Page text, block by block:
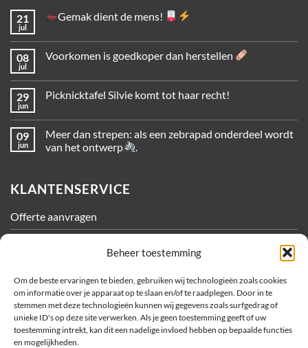
Beheer toestemming
Om de beste ervaringen te bieden, gebruiken wij technologieën zoals cookies
om informatie over je apparaat op te slaan en/of te raadplegen. Door in te
stemmen met deze technologieën kunnen wij gegevens zoals surfgedrag of
unieke ID's op deze site verwerken. Als je geen toestemming geeft of uw
toestemming intrekt, kan dit een nadelige invloed hebben op bepaalde functies
en mogelijkheden.
21
jul
Gemak dient de mens!
08
jul
Voorkomen is goedkoper dan herstellen
29
jun
Picknicktafel Silvie komt tot haar recht!
09
jun
Meer dan strepen: als een zebrapad onderdeel wordt
van het ontwerp
KLANTENSERVICE
Offerte aanvragen
Privacy
Cookiebeleid